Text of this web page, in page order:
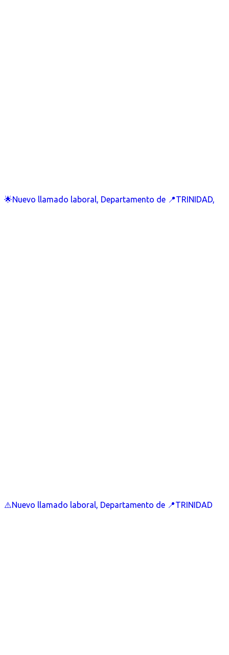
🌟Nuevo llamado laboral, Departamento de 📍TRINIDAD,
⚠️Nuevo llamado laboral, Departamento de 📍TRINIDAD